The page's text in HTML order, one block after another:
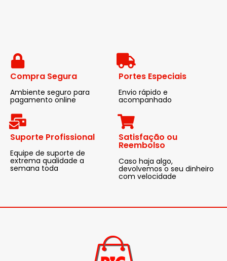
Compra Segura
Ambiente seguro para
pagamento online
Portes Especiais
Envio rápido e
acompanhado
Suporte Profissional
Equipe de suporte de
extrema qualidade a
semana toda
Satisfação ou
Reembolso
Caso haja algo,
devolvemos o seu dinheiro
com velocidade